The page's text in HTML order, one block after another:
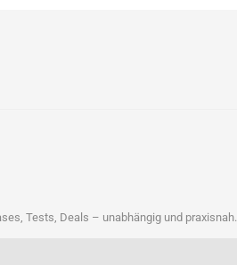
Tests, Deals – unab­hän­gig und praxisnah.